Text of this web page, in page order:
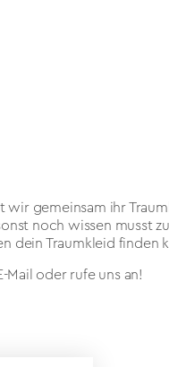
gemeinsam ihr
noch wissen musst
dein Traumkleid finden
oder rufe uns an!